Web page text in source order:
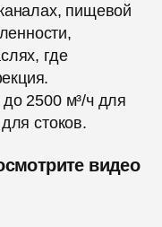
пищевой
где
2500 м³/ч для
стоков.
видео